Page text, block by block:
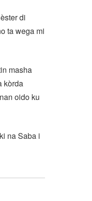
di
ta wega mi
masha
kòrda
oido ku
na Saba i